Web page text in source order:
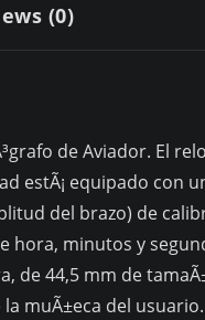
(0)
de Aviador. El
estÃ¡ equipado con
del brazo) de
hora, minutos y
de 44,5 mm de
muÃ±eca del